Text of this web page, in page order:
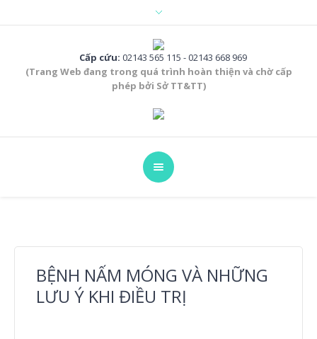
Cấp cứu: 02143 565 115 - 02143 668 969
(Trang Web đang trong quá trình hoàn thiện và chờ cấp
phép bởi Sở TT&TT)
BỆNH NẤM MÓNG VÀ NHỮNG
LƯU Ý KHI ĐIỀU TRỊ